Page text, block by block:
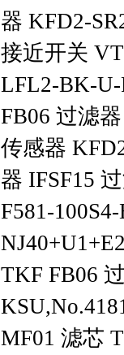
器 KFD2-
接近开关
LFL2-BK-U-
FB06 过滤
传感器
器 IFSF15
F581-
TKF FB06
MF01 滤芯